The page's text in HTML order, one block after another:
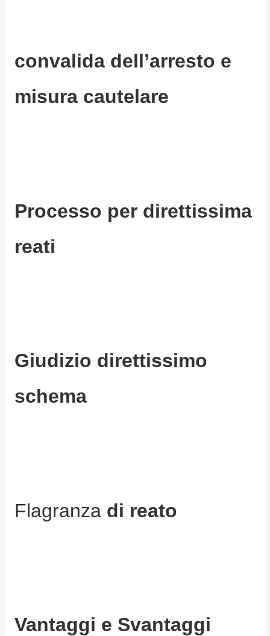
convalida dell’arresto e
misura cautelare
Processo per direttissima
reati
Giudizio direttissimo
schema
Flagranza di reato
Vantaggi e Svantaggi